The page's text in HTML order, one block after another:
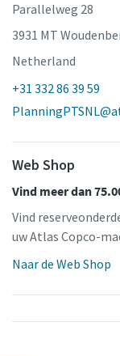
Parallelweg 28
3931 MT
Netherland
+31 332 86 39 59
Web Shop
Vind meer dan
Vind
uw Atlas Copco-
Naar de Web Shop